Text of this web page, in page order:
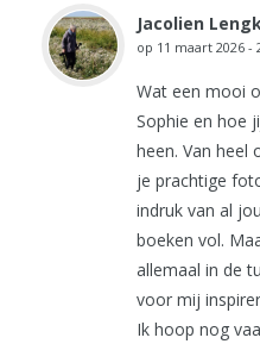
Jacolien
op 11 maart 2026 -
Wat een mooi
Sophie en hoe
heen. Van heel
je prachtige
indruk van al
boeken vol.
allemaal in de
voor mij
Ik hoop nog